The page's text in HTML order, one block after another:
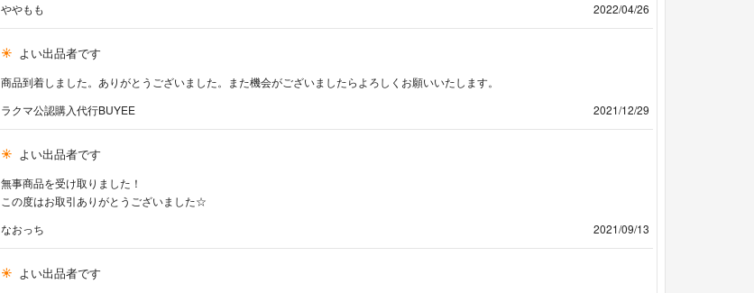
ややもも
2022/04/26
よい出品者です
商品到着しました。ありがとうございました。また機会がございましたらよろしくお願いいたします。
ラクマ公認購入代行BUYEE
2021/12/29
よい出品者です
無事商品を受け取りました！
この度はお取引ありがとうございました☆
なおっち
2021/09/13
よい出品者です